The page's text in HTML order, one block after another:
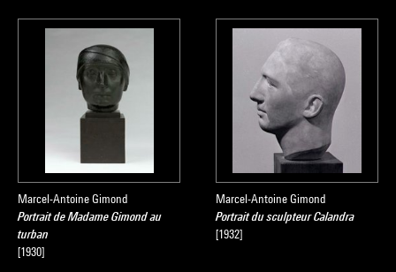
Marcel-Antoine Gimond
Portrait de Madame Gimond au
turban
[1930]
Marcel-Antoine Gimond
Portrait du sculpteur Calandra
[1932]